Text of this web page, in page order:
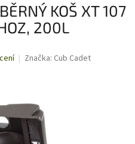
KOŠ XT 107
200L
Značka: Cub Cadet